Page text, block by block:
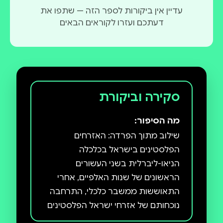
עדיין אין ביקורות לספר הזה — שתפו את
דעתכם ועזרו לקוראים הבאים
סקירה וביקורת
מה הסיפור:
שילוב מתוך הפרדה: האזרחים
הפלסטינים בישראל בכלכלה
הניאו-ליברלית בשני העשורים
הראשונים של שנות האלפיים, אחרי
התאוששות ממשבר כלכלי, התרחבה
נוכחותם של אזרחי ישראל הפלסטינים
בכלכלה היהודית. בתחילה נבע הדבר